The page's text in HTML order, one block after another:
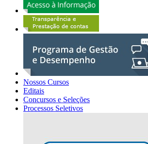
Nossos Cursos
Editais
Concursos e Seleções
Processos Seletivos